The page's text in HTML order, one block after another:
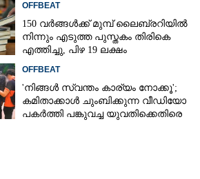
OFFBEAT
150 വർങ്ങൾക്ക് മുമ്പ് ലൈബ്രറിയിൽ
നിന്നും എടുത്ത പുസ്തകം തിരികെ
എത്തിച്ചു,​ പിഴ 19 ലക്ഷം
OFFBEAT
'നിങ്ങൾ സ്വന്തം കാര്യം നോക്കൂ';
കമിതാക്കാൾ ചുംബിക്കുന്ന വീഡിയോ
പകർത്തി പങ്കുവച്ച യുവതിക്കെതിരെ